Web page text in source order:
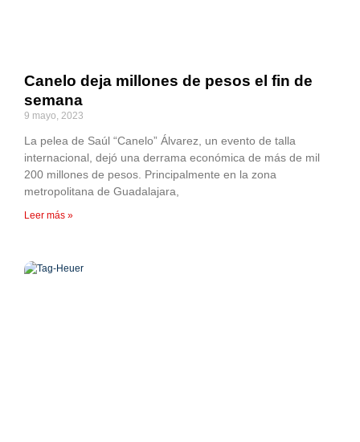
Canelo deja millones de pesos el fin de
semana
9 mayo, 2023
La pelea de Saúl “Canelo” Álvarez, un evento de talla
internacional, dejó una derrama económica de más de mil
200 millones de pesos. Principalmente en la zona
metropolitana de Guadalajara,
Leer más »